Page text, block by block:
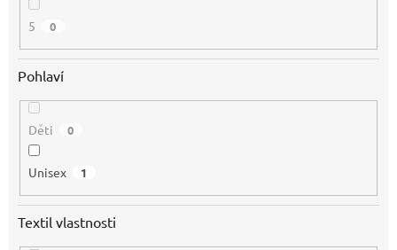
5 0
Pohlaví
Děti 0
Unisex 1
Textil vlastnosti